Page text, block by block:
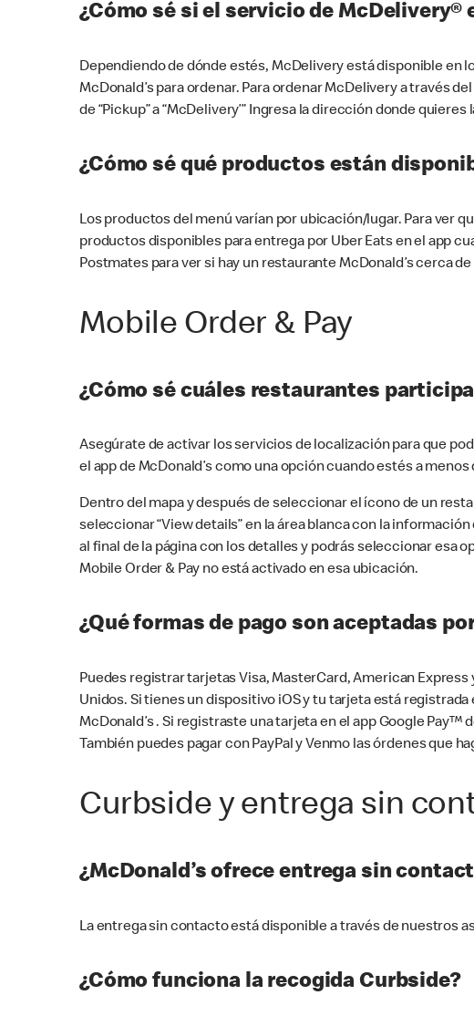
¿Cómo sé si el servicio de
Dependiendo de dónde estés, McDelivery está disponible en
McDonald’s para ordenar. Para ordenar McDelivery a través del
de “Pickup” a “McDelivery’” Ingresa la dirección donde
¿Cómo sé qué productos están
Los productos del menú varían por ubicación/lugar. Para ver
productos disponibles para entrega por Uber Eats en el app
Postmates para ver si hay un restaurante McDonald’s cerca
Mobile Order & Pay
¿Cómo sé cuáles restaurantes
Asegúrate de activar los servicios de localización para que
el app de McDonald’s como una opción cuando estés a
Dentro del mapa y después de seleccionar el ícono de un
seleccionar “View details” en la área blanca con la
al final de la página con los detalles y podrás seleccionar esa
Mobile Order & Pay no está activado en esa ubicación.
¿Qué formas de pago son aceptadas
Puedes registrar tarjetas Visa, MasterCard, American
Unidos. Si tienes un dispositivo iOS y tu tarjeta está
McDonald’s . Si registraste una tarjeta en el app Google
También puedes pagar con PayPal y Venmo las órdenes que
Curbside y entrega sin
¿McDonald’s ofrece entrega sin
La entrega sin contacto está disponible a través de nuestros
¿Cómo funciona la recogida Curbside?